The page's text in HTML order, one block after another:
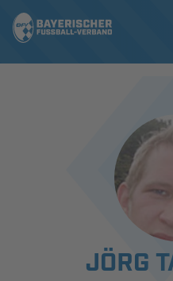
ERGEBNISSE &
SPIELBETRIEB &
AUSBILDUNG &JÖRG